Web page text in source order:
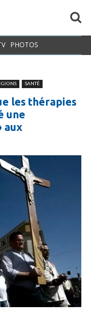
PHOTOS
SANTÉ
les thérapies
une
aux